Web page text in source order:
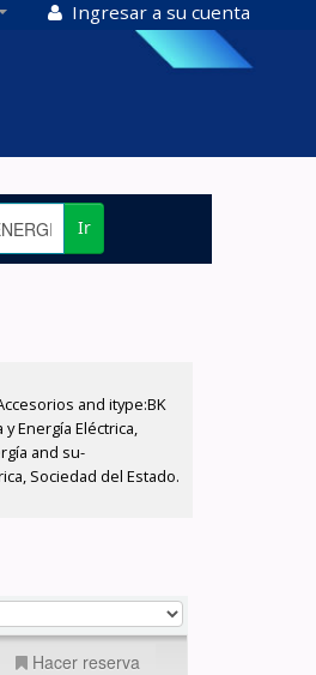
Ingresar a su cuenta
Ir
and itype:BK
Energía Eléctrica,
and su-
Sociedad del Estado.
Hacer reserva